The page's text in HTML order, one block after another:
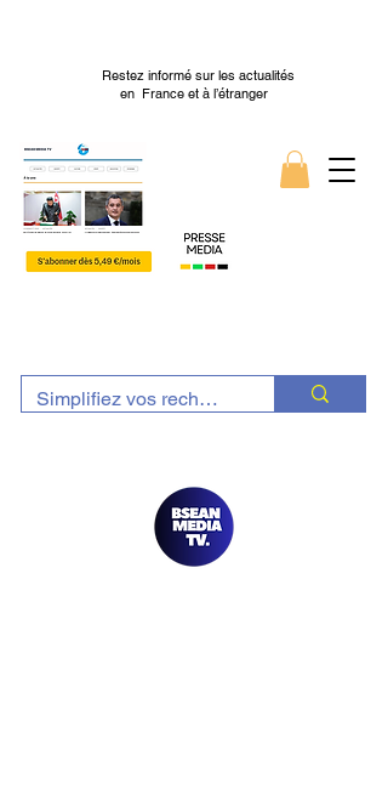
Restez informé sur les actualités
en France et à l’étranger